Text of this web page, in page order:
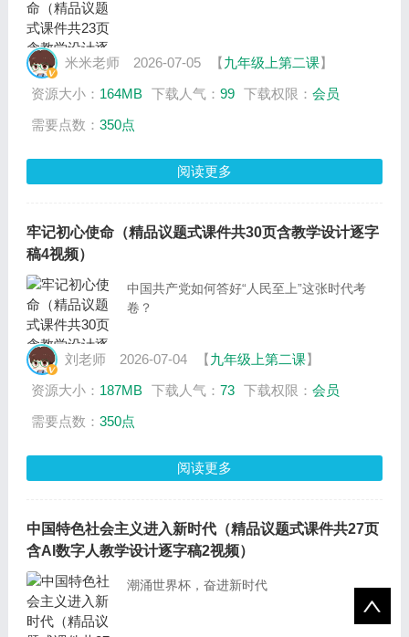
米米老师 2026-07-05 【九年级上第二课】
资源大小： 164MB 下载人气： 99 下载权限： 会员
需要点数： 350点
阅读更多
牢记初心使命（精品议题式课件共30页含教学设计逐字
稿4视频）
中国共产党如何答好“人民至上”这张时代考
卷？
刘老师 2026-07-04 【九年级上第二课】
资源大小： 187MB 下载人气： 73 下载权限： 会员
需要点数： 350点
阅读更多
中国特色社会主义进入新时代（精品议题式课件共27页
含AI数字人教学设计逐字稿2视频）
潮涌世界杯，奋进新时代